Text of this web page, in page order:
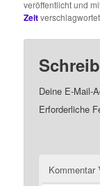
veröffentlicht und
Zeit
Deine E-Mail-
Erforderliche
Kommentar